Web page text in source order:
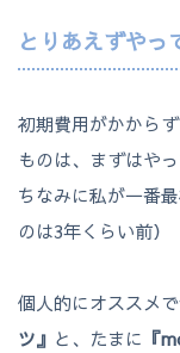
とりあえずやっ
初期費用がかから
ものは、まずはや
ちなみに私が一番
のは3年くらい前）
個人的にオススメ
ツ』 と、たまに 『